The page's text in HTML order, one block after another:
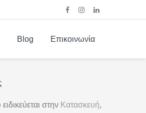
SEO |
Blog Επικοινωνία
ειδικεύεται στην Κατασκευή,